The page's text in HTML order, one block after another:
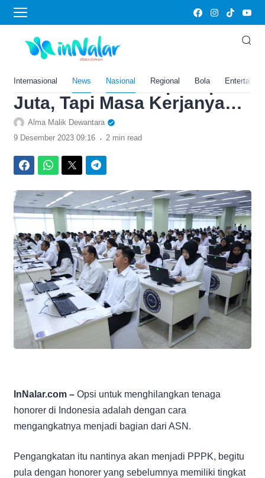
Internasional News Nasional Regional Bola
Home›Nasional
Sarjana Langsung Masuk
Golongan IX! Gaji PPPK
Bisa Tembus Sampai Rp5
Juta, Tapi Masa Kerjanya…
Alma Malik Dewantara
9 Desember 2023 09:16 . 2 min read
InNalar.com – Opsi untuk menghilangkan tenaga
honorer di Indonesia adalah dengan cara
mengangkatnya menjadi bagian dari ASN.
Pengangkatan itu nantinya akan menjadi PPPK, begitu
pula dengan honorer yang sebelumnya memiliki tingkat